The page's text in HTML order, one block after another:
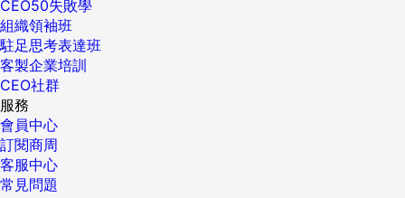
CEO50失敗學
組織領袖班
駐足思考表達班
客製企業培訓
CEO社群
服務
會員中心
訂閱商周
客服中心
常見問題